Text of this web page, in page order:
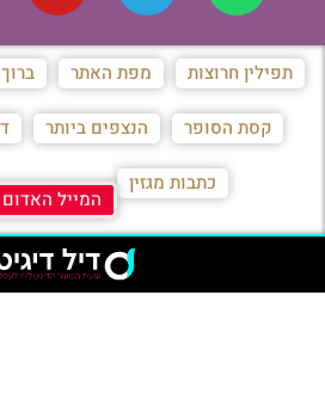
תפילין חרוצות מפת האתר
קסת הסופר הנצפים ביותר
כתבות מגזין
המייל